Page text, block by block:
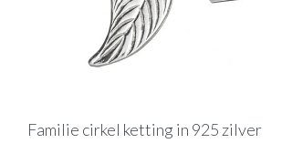
Familie cirkel ketting in 925 zilver